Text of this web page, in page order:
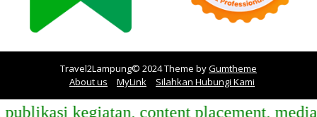
Travel2Lampung© 2024 Theme byGumtheme
About us
MyLink Silahkan Hubungi Kami
kegiatan, content placement, media